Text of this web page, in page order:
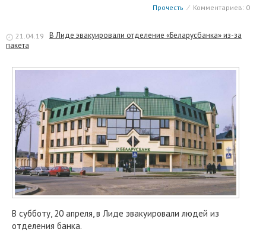
Прочесть ⁄ Комментариев: 0
21.04.19
В Лиде эвакуировали отделение «Беларусбанка» из-за
пакета
В субботу, 20 апреля, в Лиде эвакуировали людей из
отделения банка.